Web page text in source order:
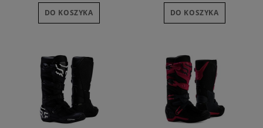
DO KOSZYKA DO KOSZYKA